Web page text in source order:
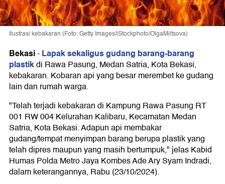
Ilustrasi kebakaran (Foto: Getty Images/iStockphoto/OlgaMiltsova)
Bekasi-Lapak sekaligus gudang barang-barang
plastikdi Rawa Pasung, Medan Satria, Kota Bekasi,
kebakaran. Kobaran api yang besar merembet ke gudang
lain dan rumah warga.
"Telah terjadi kebakaran di Kampung Rawa Pasung RT
001 RW 004 Kelurahan Kalibaru, Kecamatan Medan
Satria, Kota Bekasi. Adapun api membakar
gudang/tempat menyimpan barang berupa plastik yang
telah dipres maupun yang masih bertumpuk," jelas Kabid
Humas Polda Metro Jaya Kombes Ade Ary Syam Indradi,
dalam keterangannya, Rabu (23/10/2024).